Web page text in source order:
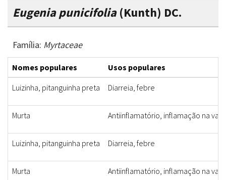
Eugenia punicifolia(Kunth) DC.
Família: Myrtaceae
Nomes populares
Usos populares
Luizinha, pitanguinha preta
Diarreia, febre
Murta Antiinflamatório, inflamação na
Luizinha, pitanguinha preta Diarreia, febre
Murta Antiinflamatório, inflamação na